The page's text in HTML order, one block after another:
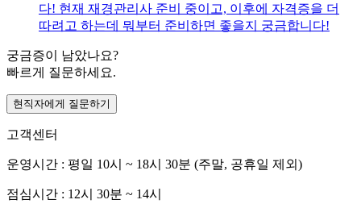
다! 현재 재경관리사 준비 중이고, 이후에 자격증을 더
따려고 하는데 뭐부터 준비하면 좋을지 궁금합니다!
궁금증이 남았나요?
빠르게 질문하세요.
현직자에게 질문하기
고객센터
운영시간 : 평일 10시 ~ 18시 30분 (주말, 공휴일 제외)
점심시간 : 12시 30분 ~ 14시